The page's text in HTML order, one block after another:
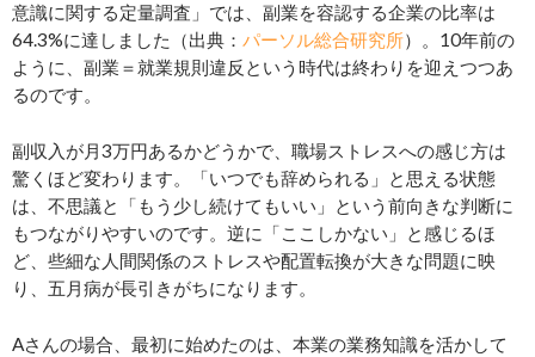
意識に関する定量調査」では、副業を容認する企業の比率は
64.3%に達しました（出典： パーソル総合研究所）。10年前の
ように、副業＝就業規則違反という時代は終わりを迎えつつあ
るのです。
副収入が月3万円あるかどうかで、職場ストレスへの感じ方は
驚くほど変わります。「いつでも辞められる」と思える状態
は、不思議と「もう少し続けてもいい」という前向きな判断に
もつながりやすいのです。逆に「ここしかない」と感じるほ
ど、些細な人間関係のストレスや配置転換が大きな問題に映
り、五月病が長引きがちになります。
Aさんの場合、最初に始めたのは、本業の業務知識を活かして